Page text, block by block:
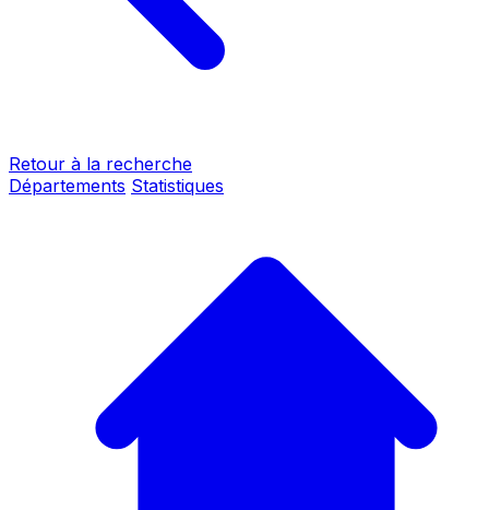
Retour à la recherche
Départements Statistiques